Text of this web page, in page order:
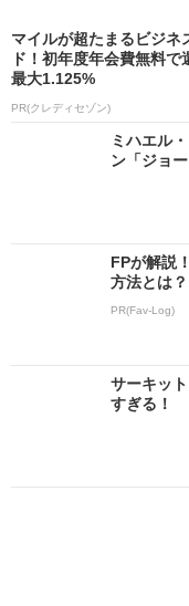
マイルが超たまるビジネ
ド！初年度年会費無料で
最大1.125%
PR(クレディセゾン)
ミハエル
ン「ジョ
FPが解説
方法とは？
PR(Fav-Log)
サーキッ
すぎる！